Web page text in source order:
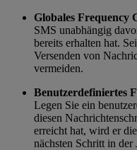
Globales Frequency
SMS unabhängig
bereits erhalten hat.
Versenden von
vermeiden.
Benutzerdefiniertes
Legen Sie ein
diesen
erreicht hat, wird er
nächsten Schritt in der